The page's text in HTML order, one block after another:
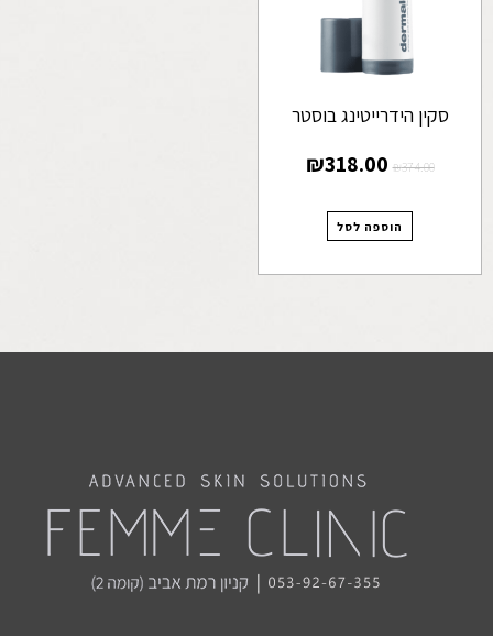
סקין הידרייטינג בוסטר
₪374.00
₪318.00
הוספה לסל